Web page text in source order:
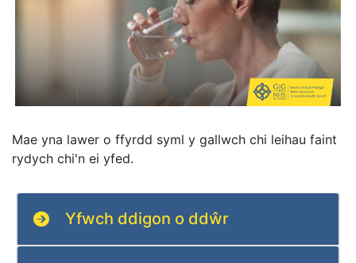
Mae yna lawer o ffyrdd syml y gallwch chi leihau faint
rydych chi'n ei yfed.
Yfwch ddigon o ddŵr